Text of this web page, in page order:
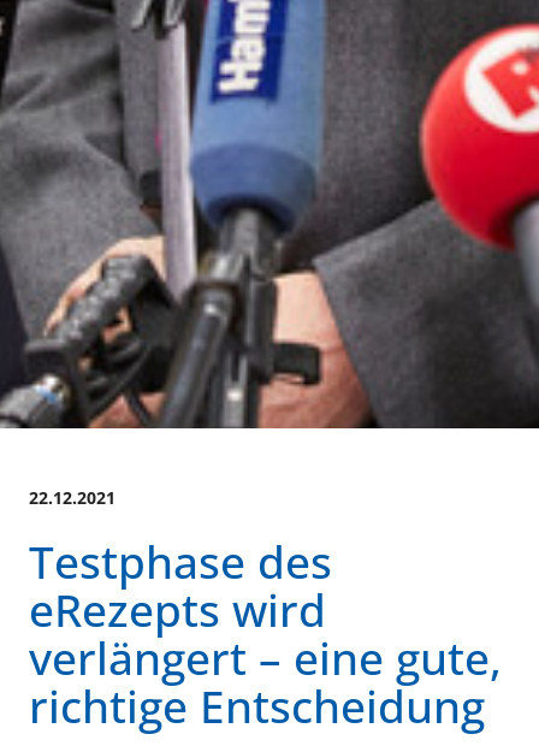
22.12.2021
Testphase des
eRezepts wird
verlängert – eine gute,
richtige Entscheidung